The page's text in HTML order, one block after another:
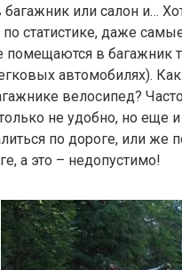
или салон и…
по статистике, даже
помещаются в багажник
автомобилях).
велосипед?
не удобно, но еще
по дороге, или же
а это – недопустимо!